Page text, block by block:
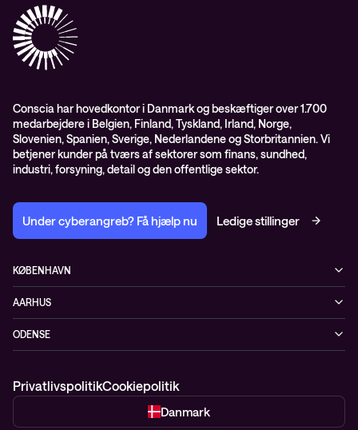
Observability
Conscia Managed Services
Conscia Services
Videoer
Whitepapers
Partnere
Presserum
ISO certifikater
Proces for kundeklager
Salgs- og leveringsbetingelser
Selskabsoplysninger og SKI-rammeaftale
Conscia har hovedkontor i Danmark og beskæftiger over 1.700
medarbejdere i Belgien, Finland, Tyskland, Irland, Norge,
Slovenien, Spanien, Sverige, Nederlandene og Storbritannien. Vi
betjener kunder på tværs af sektorer som finans, sundhed,
industri, forsyning, detail og den offentlige sektor.
Under cyberangreb? Få hjælp nu Ledige stillinger
KØBENHAVN
2100 København Ø
+45 70207780
AARHUS
8230 Åbyhøj
ODENSE
PrivatlivspolitikCookiepolitik
Danmark